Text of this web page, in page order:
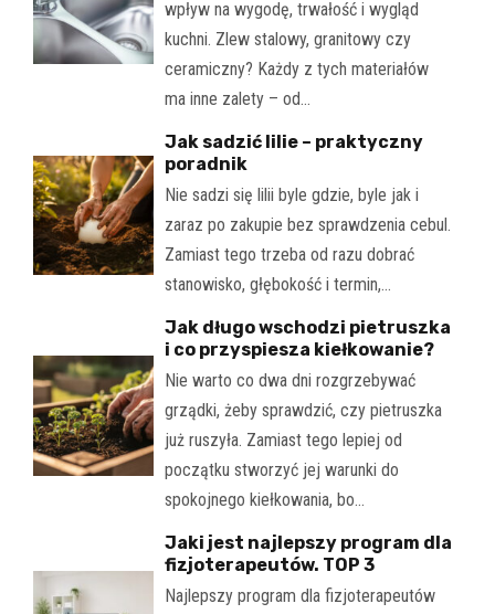
wpływ na wygodę, trwałość i wygląd
kuchni. Zlew stalowy, granitowy czy
ceramiczny? Każdy z tych materiałów
ma inne zalety – od…
Jak sadzić lilie – praktyczny
poradnik
Nie sadzi się lilii byle gdzie, byle jak i
zaraz po zakupie bez sprawdzenia cebul.
Zamiast tego trzeba od razu dobrać
stanowisko, głębokość i termin,…
Jak długo wschodzi pietruszka
i co przyspiesza kiełkowanie?
Nie warto co dwa dni rozgrzebywać
grządki, żeby sprawdzić, czy pietruszka
już ruszyła. Zamiast tego lepiej od
początku stworzyć jej warunki do
spokojnego kiełkowania, bo…
Jaki jest najlepszy program dla
fizjoterapeutów. TOP 3
Najlepszy program dla fizjoterapeutów